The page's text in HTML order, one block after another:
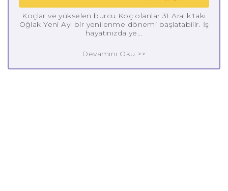
Koçlar ve yükselen burcu Koç olanlar 31 Aralık'taki
Oğlak Yeni Ayı bir yenilenme dönemi başlatabilir. İş
hayatınızda ye...
Devamını Oku >>